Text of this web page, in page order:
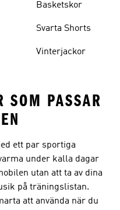
Basketskor
Svarta Shorts
Vinterjackor
SOM PASSAR
ett par sportiga
under kalla dagar
utan att ta av dina
på träningslistan.
att använda när du